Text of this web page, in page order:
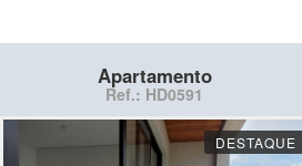
Apartamento
Ref.: HD0591
DESTAQUE